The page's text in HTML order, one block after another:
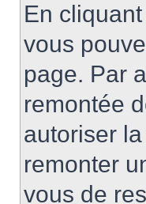
En
vous
page. Par
remontée
autoriser
remonter
vous de